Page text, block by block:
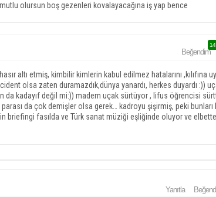
olursun boş gezenleri kovalayacağına iş yap bence
Beğendim
14
altı etmiş, kimbilir kimlerin kabul edilmez hatalarını ,kılıfına
olsa zaten duramazdık,dünya yanardı, herkes duyardı :))
da kadayıf değil mi:)) madem uçak sürtüyor , lifus öğrencisi
da çok demişler olsa gerek… kadroyu şişirmiş, peki bunları
briefingi fasılda ve Türk sanat müziği eşliğinde oluyor ve
Yanıtla